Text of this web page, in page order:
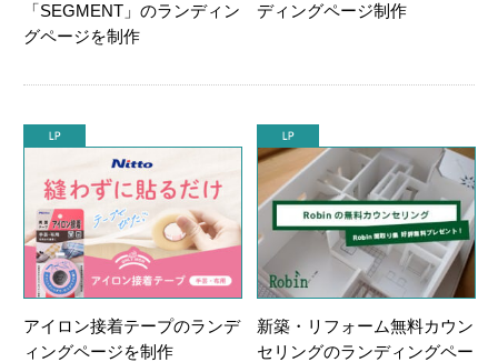
「SEGMENT」のランディン
グページを制作
ディングページ制作
アイロン接着テープのランデ
ィングページを制作
新築・リフォーム無料カウン
セリングのランディングペー